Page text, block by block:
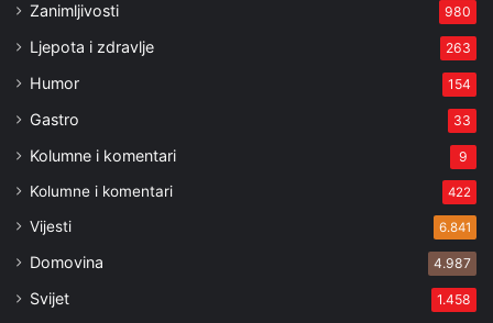
Zanimljivosti 980
Ljepota i zdravlje 263
Humor 154
Gastro 33
Kolumne i komentari 9
Kolumne i komentari 422
Vijesti 6.841
Domovina 4.987
Svijet 1.458